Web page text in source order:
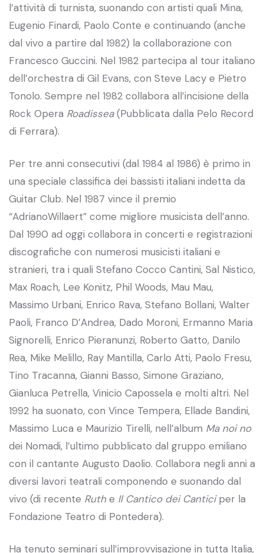
l’attività di turnista, suonando con artisti quali Mina,
Eugenio Finardi, Paolo Conte e continuando (anche
dal vivo a partire dal 1982) la collaborazione con
Francesco Guccini. Nel 1982 partecipa al tour italiano
dell’orchestra di Gil Evans, con Steve Lacy e Pietro
Tonolo. Sempre nel 1982 collabora all’incisione della
Rock Opera Roadissea(Pubblicata dalla Pelo Record
di Ferrara).
Per tre anni consecutivi (dal 1984 al 1986) è primo in
una speciale classifica dei bassisti italiani indetta da
Guitar Club. Nel 1987 vince il premio
“AdrianoWillaert” come migliore musicista dell’anno.
Dal 1990 ad oggi collabora in concerti e registrazioni
discografiche con numerosi musicisti italiani e
stranieri, tra i quali Stefano Cocco Cantini, Sal Nistico,
Max Roach, Lee Konitz, Phil Woods, Mau Mau,
Massimo Urbani, Enrico Rava, Stefano Bollani, Walter
Paoli, Franco D’Andrea, Dado Moroni, Ermanno Maria
Signorelli, Enrico Pieranunzi, Roberto Gatto, Danilo
Rea, Mike Melillo, Ray Mantilla, Carlo Atti, Paolo Fresu,
Tino Tracanna, Gianni Basso, Simone Graziano,
Gianluca Petrella, Vinicio Capossela e molti altri. Nel
1992 ha suonato, con Vince Tempera, Ellade Bandini,
Massimo Luca e Maurizio Tirelli, nell’album Ma noi no
dei Nomadi, l’ultimo pubblicato dal gruppo emiliano
con il cantante Augusto Daolio. Collabora negli anni a
diversi lavori teatrali componendo e suonando dal
vivo (di recente Ruthe Il Cantico dei Canticiper la
Fondazione Teatro di Pontedera).
Ha tenuto seminari sull’improvvisazione in tutta Italia,